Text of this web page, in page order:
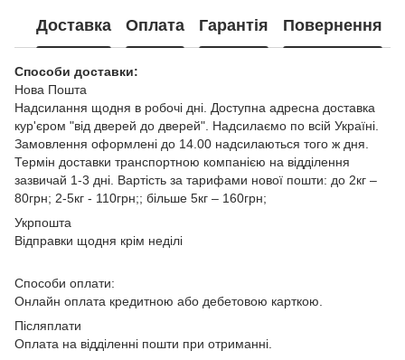
Доставка Оплата Гарантія Повернення
Способи доставки:
Нова Пошта
Надсилання щодня в робочі дні. Доступна адресна доставка
кур'єром "від дверей до дверей". Надсилаємо по всій Україні.
Замовлення оформлені до 14.00 надсилаються того ж дня.
Термін доставки транспортною компанією на відділення
зазвичай 1-3 дні. Вартість за тарифами нової пошти: до 2кг –
80грн; 2-5кг - 110грн;; більше 5кг – 160грн;
Укрпошта
Відправки щодня крім неділі
Способи оплати:
Онлайн оплата кредитною або дебетовою карткою.
Післяплати
Оплата на відділенні пошти при отриманні.